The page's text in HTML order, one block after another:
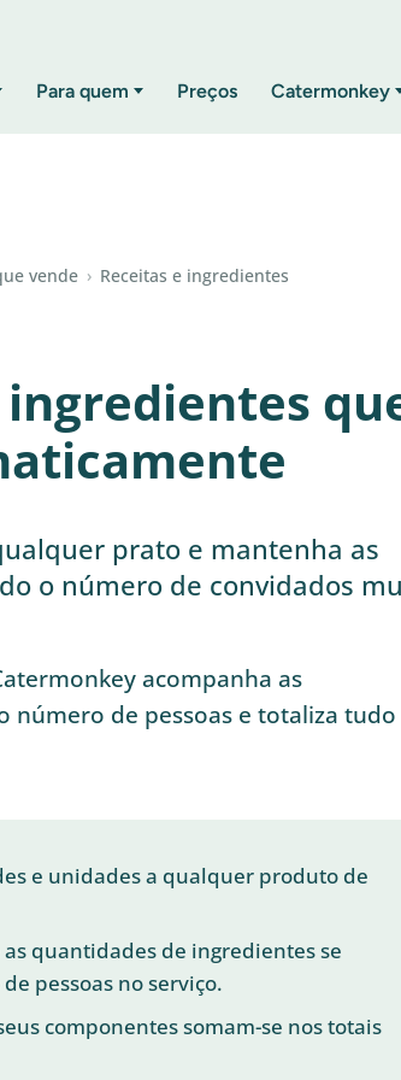
Para quem Preços Catermonkey
vende › Receitas e ingredientes
prato e mantenha as
o número de convidados
acompanha as
número de pessoas e totaliza tudo
e unidades a qualquer produto de
quantidades de ingredientes se
pessoas no serviço.
componentes somam-se nos totais